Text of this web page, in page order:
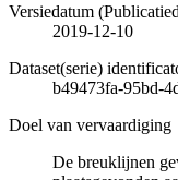
Versiedatum
2019-12-10
Dataset(serie)
b49473fa-95bd-
Doel van vervaardiging
De breuklijnen